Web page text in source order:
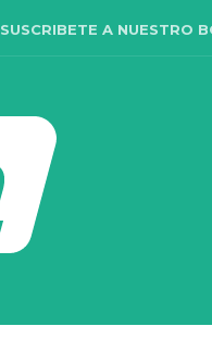
SUSCRIBETE A NUESTRO